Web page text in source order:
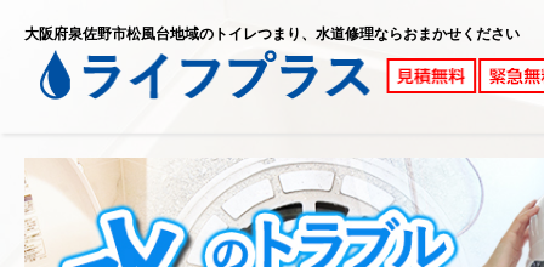
大阪府泉佐野市松風台地域のトイレつまり、水道修理ならおまかせください